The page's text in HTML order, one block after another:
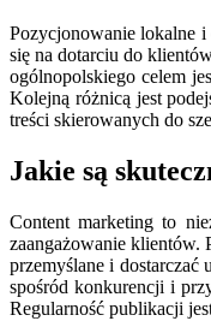
Pozycjonowanie lokalne i
się na dotarciu do
ogólnopolskiego celem
Kolejną różnicą jest
treści skierowanych do
Jakie są
Content marketing to
zaangażowanie klientów.
przemyślane i
spośród konkurencji i
Regularność publikacji